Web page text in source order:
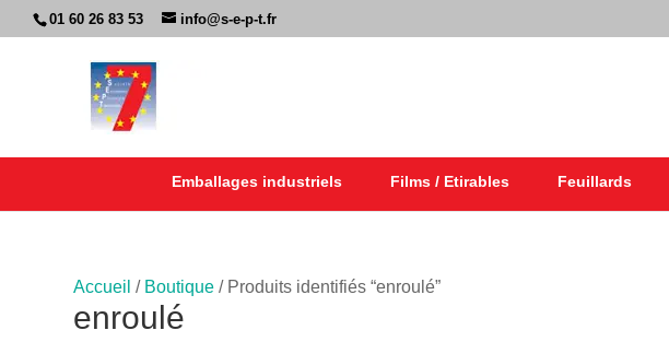
01 60 26 83 53 info@s-e-p-t.fr
Emballages industriels Films / Etirables Feuillards
Accueil / Boutique / Produits identifiés “enroulé”
enroulé